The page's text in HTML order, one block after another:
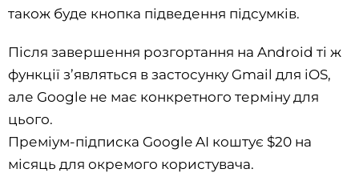
також буде кнопка підведення підсумків.
Після завершення розгортання на Android ті ж
функції з’являться в застосунку Gmail для iOS,
але Google не має конкретного терміну для
цього.
Преміум-підписка Google AI коштує $20 на
місяць для окремого користувача.